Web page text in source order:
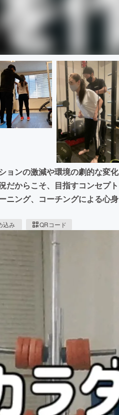
ョンの激減や環境の劇的な変化
だからこそ、目指すコンセプト
ニング、コーチングによる心身
込み QRコード